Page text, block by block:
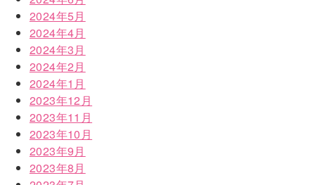
2024年5月
2024年4月
2024年3月
2024年2月
2024年1月
2023年12月
2023年11月
2023年10月
2023年9月
2023年8月